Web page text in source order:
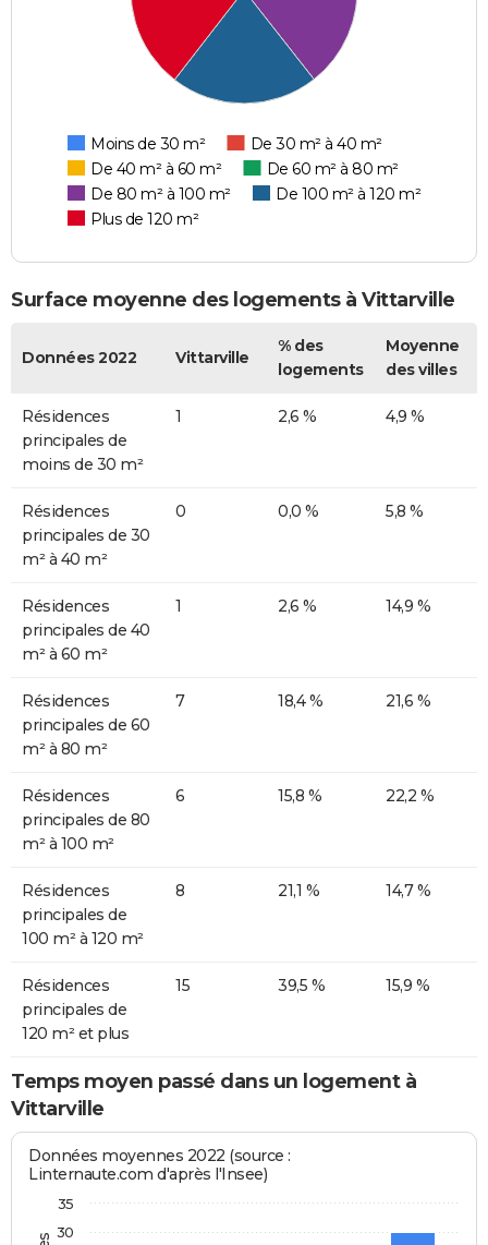
Moins de 30 m²
De 30 m² à 40 m²
De 40 m² à 60 m²
De 60 m² à 80 m²
De 80 m² à 100 m²
De 100 m² à 120 m²
Plus de 120 m²
Surface moyenne des logements à Vittarville
Données 2022 Vittarville
% des
logements
Moyenne
des villes
Résidences
principales de
moins de 30 m²
1 2,6 % 4,9 %
Résidences
principales de 30
m² à 40 m²
0 0,0 % 5,8 %
Résidences
principales de 40
m² à 60 m²
1 2,6 % 14,9 %
Résidences
principales de 60
m² à 80 m²
7 18,4 % 21,6 %
Résidences
principales de 80
m² à 100 m²
6 15,8 % 22,2 %
Résidences
principales de
100 m² à 120 m²
8 21,1 % 14,7 %
Résidences
principales de
120 m² et plus
15 39,5 % 15,9 %
Temps moyen passé dans un logement à
Vittarville
Données moyennes 2022 (source :
Linternaute.com d'après l'Insee)
30
35